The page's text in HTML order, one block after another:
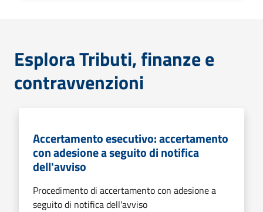
Esplora Tributi, finanze e
contravvenzioni
Accertamento esecutivo: accertamento
con adesione a seguito di notifica
dell'avviso
Procedimento di accertamento con adesione a
seguito di notifica dell'avviso